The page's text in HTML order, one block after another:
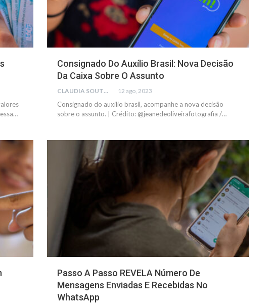
Consignado Do Auxílio Brasil: Nova Decisão
Da Caixa Sobre O Assunto
CLAUDIA SOUTO 12 ago, 2023
Consignado do auxilio brasil, acompanhe a nova decisão
sobre o assunto. | Crédito: @jeanedeoliveirafotografia /…
Passo A Passo REVELA Número De
Mensagens Enviadas E Recebidas No
WhatsApp